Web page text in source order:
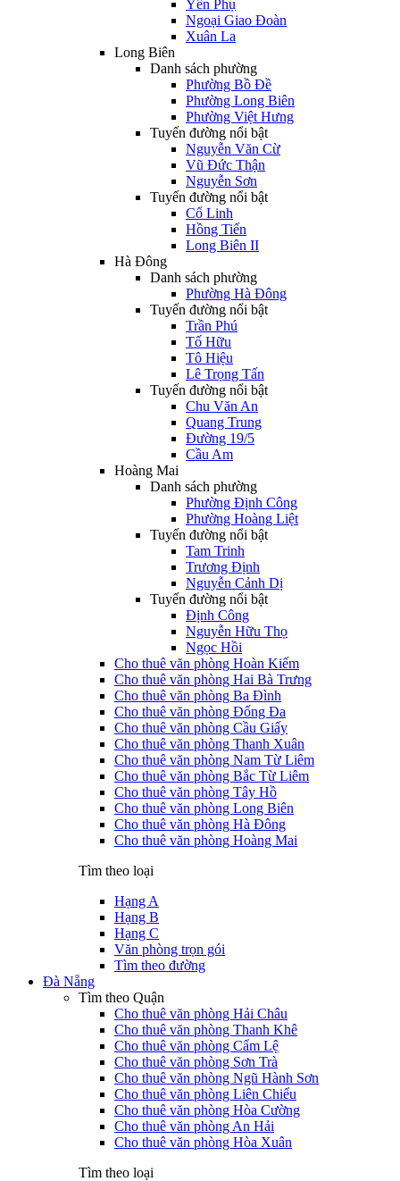
Yên Phụ
Ngoại Giao Đoàn
Xuân La
Long Biên
Danh sách phường
Phường Bồ Đề
Phường Long Biên
Phường Việt Hưng
Tuyến đường nổi bật
Nguyễn Văn Cừ
Vũ Đức Thận
Nguyễn Sơn
Tuyến đường nổi bật
Cổ Linh
Hồng Tiến
Long Biên II
Hà Đông
Danh sách phường
Phường Hà Đông
Tuyến đường nổi bật
Trần Phú
Tố Hữu
Tô Hiệu
Lê Trọng Tấn
Tuyến đường nổi bật
Chu Văn An
Quang Trung
Đường 19/5
Cầu Am
Hoàng Mai
Danh sách phường
Phường Định Công
Phường Hoàng Liệt
Tuyến đường nổi bật
Tam Trinh
Trương Định
Nguyễn Cảnh Dị
Tuyến đường nổi bật
Định Công
Nguyễn Hữu Thọ
Ngọc Hồi
Cho thuê văn phòng Hoàn Kiếm
Cho thuê văn phòng Hai Bà Trưng
Cho thuê văn phòng Ba Đình
Cho thuê văn phòng Đống Đa
Cho thuê văn phòng Cầu Giấy
Cho thuê văn phòng Thanh Xuân
Cho thuê văn phòng Nam Từ Liêm
Cho thuê văn phòng Bắc Từ Liêm
Cho thuê văn phòng Tây Hồ
Cho thuê văn phòng Long Biên
Cho thuê văn phòng Hà Đông
Cho thuê văn phòng Hoàng Mai
Tìm theo loại
Hạng A
Hạng B
Hạng C
Văn phòng trọn gói
Tìm theo đường
Đà Nẵng
Tìm theo Quận
Cho thuê văn phòng Hải Châu
Cho thuê văn phòng Thanh Khê
Cho thuê văn phòng Cẩm Lệ
Cho thuê văn phòng Sơn Trà
Cho thuê văn phòng Ngũ Hành Sơn
Cho thuê văn phòng Liên Chiểu
Cho thuê văn phòng Hòa Cường
Cho thuê văn phòng An Hải
Cho thuê văn phòng Hòa Xuân
Tìm theo loại